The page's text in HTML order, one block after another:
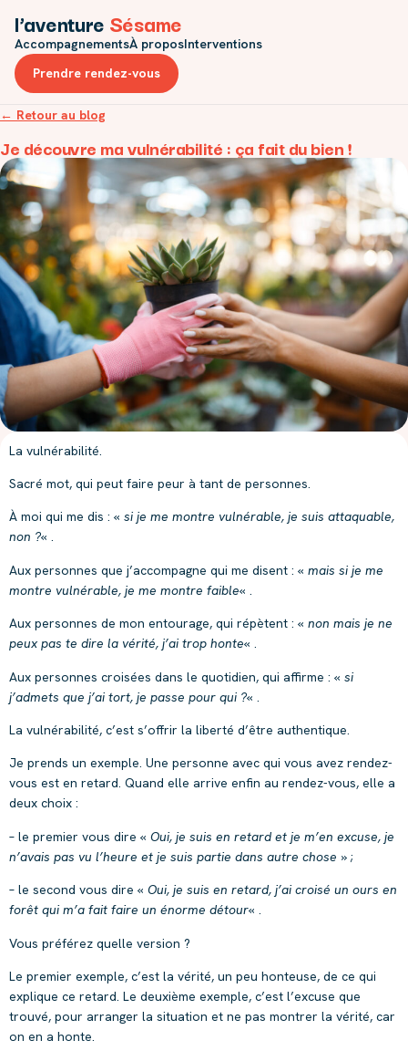
l’aventureSésame
AccompagnementsÀ proposInterventions
Prendre rendez-vous
← Retour au blog
Je découvre ma vulnérabilité : ça fait du bien !
La vulnérabilité.
Sacré mot, qui peut faire peur à tant de personnes.
À moi qui me dis : « si je me montre vulnérable, je suis attaquable,
non ?« .
Aux personnes que j’accompagne qui me disent : « mais si je me
montre vulnérable, je me montre faible« .
Aux personnes de mon entourage, qui répètent : « non mais je ne
peux pas te dire la vérité, j’ai trop honte« .
Aux personnes croisées dans le quotidien, qui affirme : « si
j’admets que j’ai tort, je passe pour qui ?« .
La vulnérabilité, c’est s’offrir la liberté d’être authentique.
Je prends un exemple. Une personne avec qui vous avez rendez-
vous est en retard. Quand elle arrive enfin au rendez-vous, elle a
deux choix :
– le premier vous dire « Oui, je suis en retard et je m’en excuse, je
n’avais pas vu l’heure et je suis partie dans autre chose » ;
– le second vous dire « Oui, je suis en retard, j’ai croisé un ours en
forêt qui m’a fait faire un énorme détour« .
Vous préférez quelle version ?
Le premier exemple, c’est la vérité, un peu honteuse, de ce qui
explique ce retard. Le deuxième exemple, c’est l’excuse que
trouvé, pour arranger la situation et ne pas montrer la vérité, car
on en a honte.